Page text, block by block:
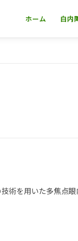
ホーム 白内
術を用いた多焦点眼